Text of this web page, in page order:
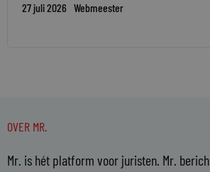
27 juli 2026 Webmeester
OVER MR.
Mr. is hét platform voor juristen. Mr.